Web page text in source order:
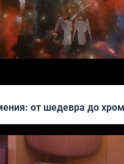
от шедевра до